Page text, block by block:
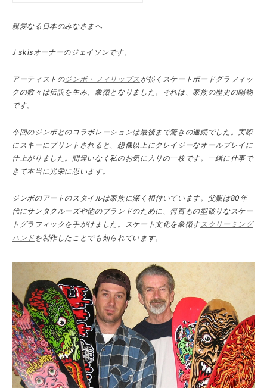
親愛なる日本のみなさまへ
J skisオーナーのジェイソンです。
アーティストのジンボ・フィリップス が描くスケートボードグラフィッ
クの数々は伝説を生み、象徴となりました。それは、家族の歴史の賜物
です。
今回のジンボとのコラボレーションは最後まで驚きの連続でした。実際
にスキーにプリントされると、想像以上にクレイジーなオールプレイに
仕上がりました。間違いなく私のお気に入りの一枚です。一緒に仕事で
きて本当に光栄に思います。
ジンボのアートのスタイルは家族に深く根付いています。父親は80年
代にサンタクルーズや他のブランドのために、何百もの型破りなスケー
トグラフィックを手がけました。スケート文化を象徴すスクリーミング
ハンドを制作したことでも知られています。